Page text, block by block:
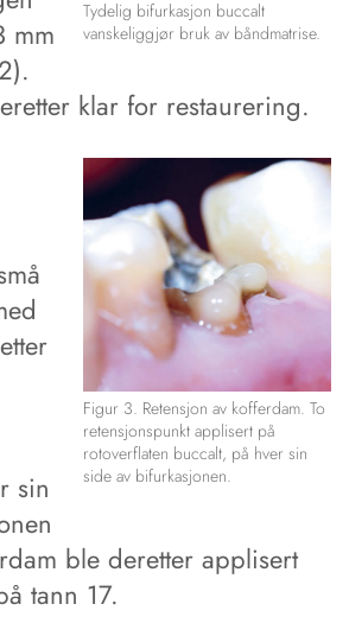
Tydelig bifurkasjon buccalt
vanskeliggjør bruk av båndmatrise.
mm
klar for restaurering.
Figur 3. Retensjon av kofferdam. To
retensjonspunkt applisert på
rotoverflaten buccalt, på hver sin
side av bifurkasjonen.
sin
ble deretter applisert
tann 17.